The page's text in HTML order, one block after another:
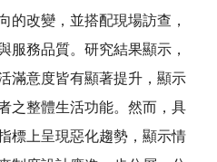
的改變，並搭配現場訪查，
服務品質。研究結果顯示，
滿意度皆有顯著提升，顯示
之整體生活功能。然而，具
標上呈現惡化趨勢，顯示情